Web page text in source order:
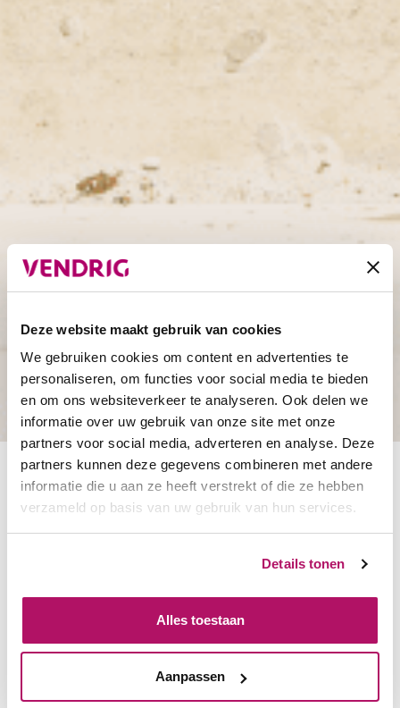
Deze website maakt gebruik van cookies
We gebruiken cookies om content en advertenties te
personaliseren, om functies voor social media te bieden
en om ons websiteverkeer te analyseren. Ook delen we
informatie over uw gebruik van onze site met onze
partners voor social media, adverteren en analyse. Deze
partners kunnen deze gegevens combineren met andere
informatie die u aan ze heeft verstrekt of die ze hebben
verzameld op basis van uw gebruik van hun services.
Details tonen
Alles toestaan
Aanpassen
Vorig jaar
het jaarverslag
van 2022, waarin
Het risico
wordt
vaak
onderschat